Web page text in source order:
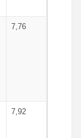
7,76
7,92